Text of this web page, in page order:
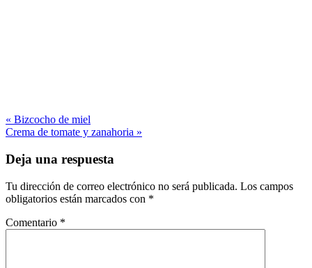
« Bizcocho de miel
Crema de tomate y zanahoria »
Deja una respuesta
Tu dirección de correo electrónico no será publicada. Los campos
obligatorios están marcados con *
Comentario *